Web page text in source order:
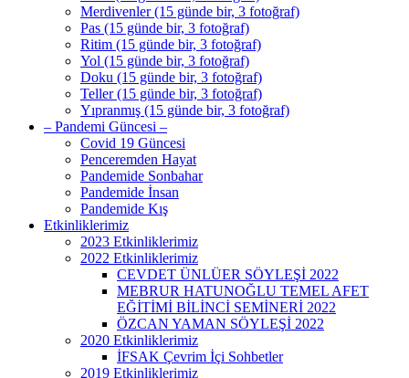
Merdivenler (15 günde bir, 3 fotoğraf)
Pas (15 günde bir, 3 fotoğraf)
Ritim (15 günde bir, 3 fotoğraf)
Yol (15 günde bir, 3 fotoğraf)
Doku (15 günde bir, 3 fotoğraf)
Teller (15 günde bir, 3 fotoğraf)
Yıpranmış (15 günde bir, 3 fotoğraf)
– Pandemi Güncesi –
Covid 19 Güncesi
Penceremden Hayat
Pandemide Sonbahar
Pandemide İnsan
Pandemide Kış
Etkinliklerimiz
2023 Etkinliklerimiz
2022 Etkinliklerimiz
CEVDET ÜNLÜER SÖYLEŞİ 2022
MEBRUR HATUNOĞLU TEMEL AFET
EĞİTİMİ BİLİNCİ SEMİNERİ 2022
ÖZCAN YAMAN SÖYLEŞİ 2022
2020 Etkinliklerimiz
İFSAK Çevrim İçi Sohbetler
2019 Etkinliklerimiz